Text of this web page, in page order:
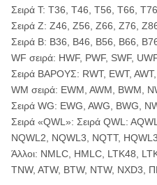
Σειρά Τ: T36, T46, T56, T66,
Σειρά Ζ: Z46, Z56, Z66, Z76,
Σειρά Β: B36, B46, B56, B66,
WF σειρά: HWF, PWF, SWF,
Σειρά ΒΑΡΟΥΣ: RWT, EWT,
WM σειρά: EWM, AWM, BWM,
Σειρά WG: EWG, AWG, BWG,
Σειρά «QWL»: Σειρά QWL:
NQWL2, NQWL3, NQTT,
Άλλοι: NMLC, HMLC, LTK48,
TNW, ATW, BTW, NTW,